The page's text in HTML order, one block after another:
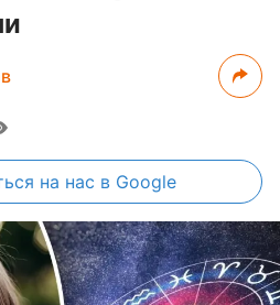
на нас в Google